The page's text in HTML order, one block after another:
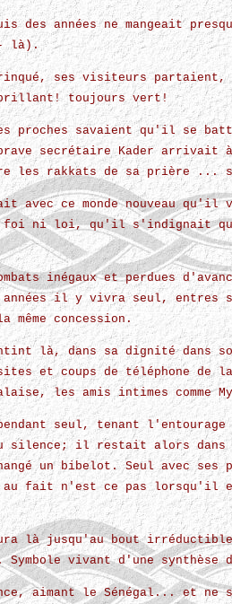
des années ne mangeait
là).
ses visiteurs partaient,
toujours vert!
proches savaient qu'il se
secrétaire Kader
les rakkats de sa prière ...
avec ce monde nouveau qu'il
foi ni loi, qu'il s'indignait
inégaux et perdues
années il y vivra seul,
même concession.
là, dans sa dignité
et coups de téléphone
les amis intimes comme
seul, tenant
silence; il restait alors dans
un bibelot. Seul avec
fait n'est ce pas lorsqu'il
là jusqu'au bout
vivant d'une synthèse
aimant le Sénégal... et